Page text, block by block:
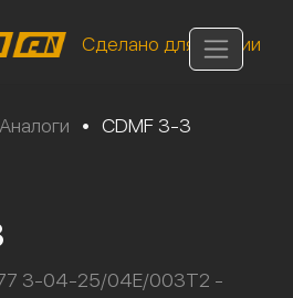
Сделано для России
Аналоги • CDMF 3-3
3-04-25/04Е/003Т2 -